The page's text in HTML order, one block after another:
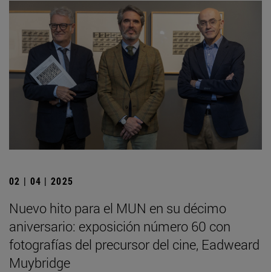
02 | 04 | 2025
Nuevo hito para el MUN en su décimo
aniversario: exposición número 60 con
fotografías del precursor del cine, Eadweard
Muybridge